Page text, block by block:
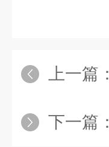
上一篇：
下一篇：